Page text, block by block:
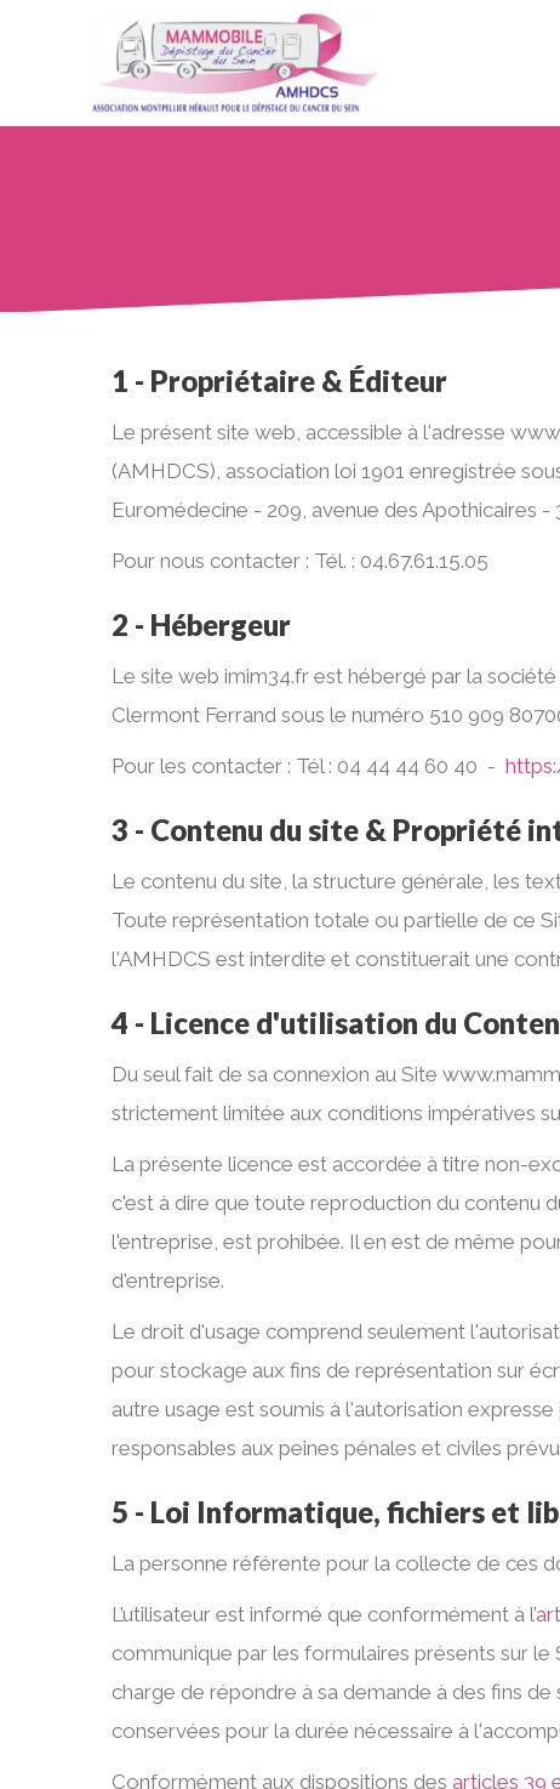
1 - Propriétaire & Éditeur
Le présent site web, accessible à l'adresse
(AMHDCS), association loi 1901 enregistrée
Euromédecine - 209, avenue des Apothicaires
Pour nous contacter : Tél. : 04.67.61.15.05
2 - Hébergeur
Le site web imim34.fr est hébergé par la
Clermont Ferrand sous le numéro 510 909
Pour les contacter : Tél : 04 44 44 60 40 -
3 - Contenu du site & Propriété
Le contenu du site, la structure générale, les
Toute représentation totale ou partielle de ce
l'AMHDCS est interdite et constituerait une
4 - Licence d'utilisation du
Du seul fait de sa connexion au Site
strictement limitée aux conditions impératives
La présente licence est accordée à titre non-
c'est à dire que toute reproduction du contenu
l'entreprise, est prohibée. Il en est de même
d'entreprise.
Le droit d'usage comprend seulement
pour stockage aux fins de représentation sur
autre usage est soumis à l'autorisation
responsables aux peines pénales et civiles
5 - Loi Informatique, fichiers et
La personne référente pour la collecte de ces
L’utilisateur est informé que conformément à l’
communique par les formulaires présents sur
charge de répondre à sa demande à des fins
conservées pour la durée nécessaire à
Conformément aux dispositions des articles 39